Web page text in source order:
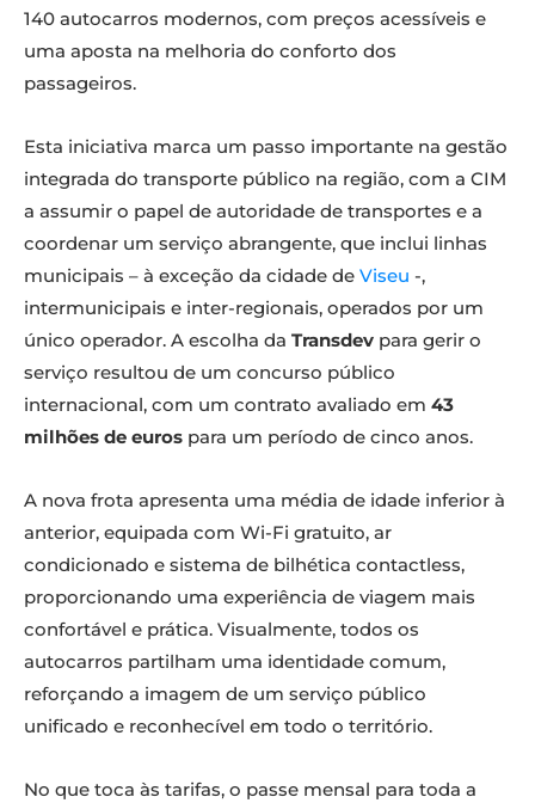
140 autocarros modernos, com preços acessíveis e
uma aposta na melhoria do conforto dos
passageiros.
Esta iniciativa marca um passo importante na gestão
integrada do transporte público na região, com a CIM
a assumir o papel de autoridade de transportes e a
coordenar um serviço abrangente, que inclui linhas
municipais – à exceção da cidade de Viseu -,
intermunicipais e inter-regionais, operados por um
único operador. A escolha da Transdev para gerir o
serviço resultou de um concurso público
internacional, com um contrato avaliado em 43
milhões de euros para um período de cinco anos.
A nova frota apresenta uma média de idade inferior à
anterior, equipada com Wi-Fi gratuito, ar
condicionado e sistema de bilhética contactless,
proporcionando uma experiência de viagem mais
confortável e prática. Visualmente, todos os
autocarros partilham uma identidade comum,
reforçando a imagem de um serviço público
unificado e reconhecível em todo o território.
No que toca às tarifas, o passe mensal para toda a